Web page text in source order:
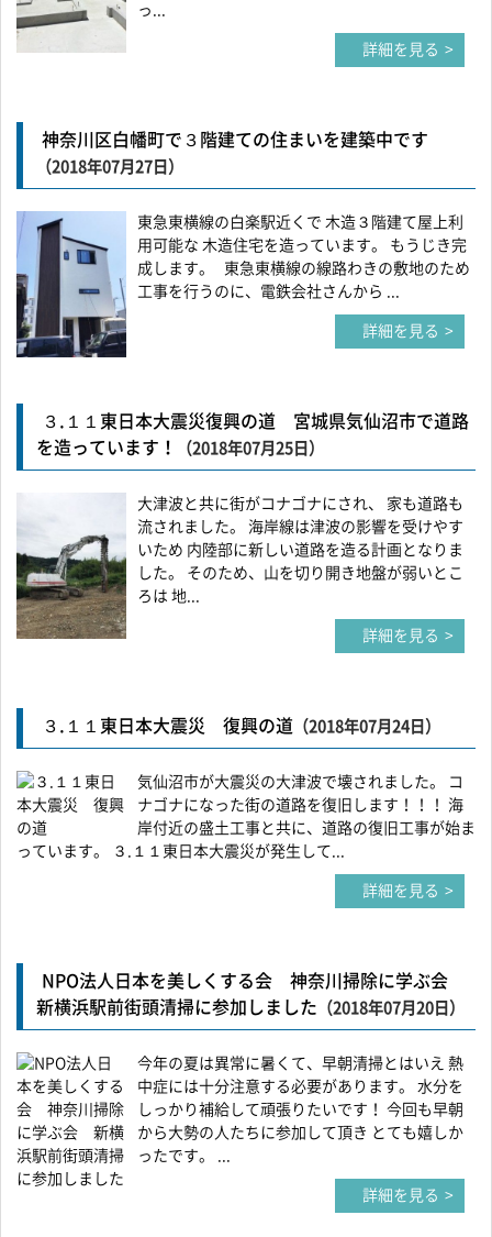
っ...
詳細を見る
神奈川区白幡町で３階建ての住まいを建築中です
（2018年07月27日）
東急東横線の白楽駅近くで 木造３階建て屋上利
用可能な 木造住宅を造っています。 もうじき完
成します。 東急東横線の線路わきの敷地のため
工事を行うのに、電鉄会社さんから ...
詳細を見る
３.１１東日本大震災復興の道 宮城県気仙沼市で道路
を造っています！
（2018年07月25日）
大津波と共に街がコナゴナにされ、 家も道路も
流されました。 海岸線は津波の影響を受けやす
いため 内陸部に新しい道路を造る計画となりま
した。 そのため、山を切り開き地盤が弱いとこ
ろは 地...
詳細を見る
３.１１東日本大震災 復興の道 （2018年07月24日）
気仙沼市が大震災の大津波で壊されました。 コ
ナゴナになった街の道路を復旧します！！！ 海
岸付近の盛土工事と共に、道路の復旧工事が始ま
っています。 ３.１１東日本大震災が発生して...
詳細を見る
NPO法人日本を美しくする会 神奈川掃除に学ぶ会
新横浜駅前街頭清掃に参加しました （2018年07月20日）
今年の夏は異常に暑くて、早朝清掃とはいえ 熱
中症には十分注意する必要があります。 水分を
しっかり補給して頑張りたいです！ 今回も早朝
から大勢の人たちに参加して頂き とても嬉しか
ったです。 ...
詳細を見る